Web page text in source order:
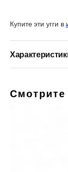
Купите эти угги в
Смотрите